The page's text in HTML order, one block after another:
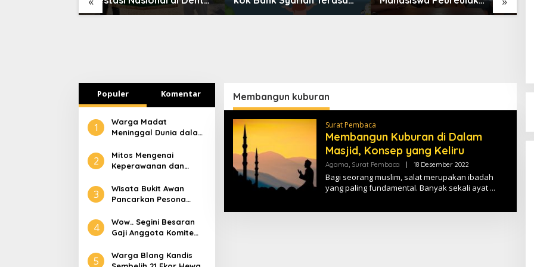
Scientific Competition
Lebih Mahal?
Dukung Pemekaran DOB
Populer Komentar
1
Warga Madat
Meninggal Dunia dalam
2
Mitos Mengenai
Keperawanan dan
3
Wisata Bukit Awan
Pancarkan Pesona
Tamiang
4
Wow.. Segini Besaran
Gaji Anggota Komite
5
Warga Blang Kandis
Membangun kuburan
Surat Pembaca
Membangun Kuburan di Dalam
Masjid, Konsep yang Keliru
Agama, Surat Pembaca 18 Desember 2022
L
E
H
R
Bagi seorang muslim, salat merupakan ibadah
yang paling fundamental. Banyak sekali ayat